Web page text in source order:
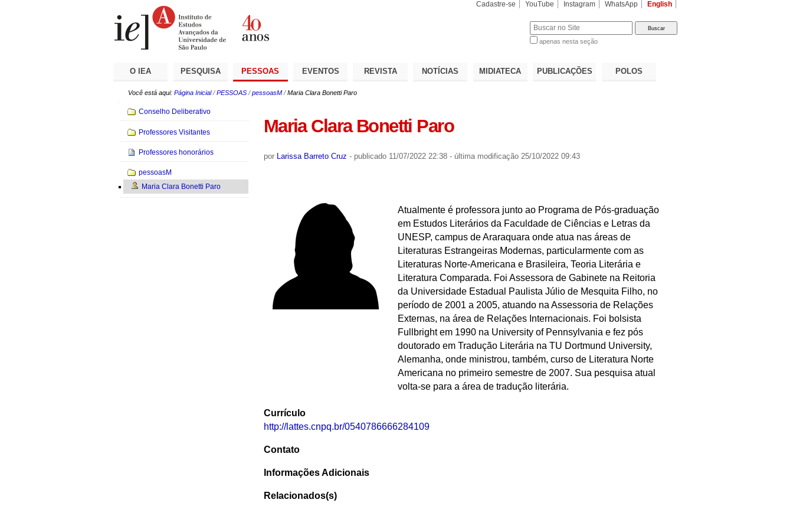
Cadastre-se YouTube Instagram WhatsApp English
apenas nesta seção
O IEA PESQUISA PESSOAS EVENTOS REVISTA NOTÍCIAS MIDIATECA PUBLICAÇÕES POLOS
Você está aqui: Página Inicial /PESSOAS /pessoasM /Maria Clara Bonetti Paro
Maria Clara Bonetti Paro
por Larissa Barreto Cruz - publicado11/07/2022 22:38 - última modificação25/10/2022 09:43
Atualmente é professora junto ao Programa de Pós-graduação
em Estudos Literários da Faculdade de Ciências e Letras da
UNESP, campus de Araraquara onde atua nas áreas de
Literaturas Estrangeiras Modernas, particularmente com as
Literaturas Norte-Americana e Brasileira, Teoria Literária e
Literatura Comparada. Foi Assessora de Gabinete na Reitoria
da Universidade Estadual Paulista Júlio de Mesquita Filho, no
período de 2001 a 2005, atuando na Assessoria de Relações
Externas, na área de Relações Internacionais. Foi bolsista
Fullbright em 1990 na University of Pennsylvania e fez pós
doutorado em Tradução Literária na TU Dortmund University,
Alemanha, onde ministrou, também, curso de Literatura Norte
Americana no primeiro semestre de 2007. Sua pesquisa atual
volta-se para a área de tradução literária.
Currículo
http://lattes.cnpq.br/0540786666284109
Contato
Informações Adicionais
Relacionados(s)
Navegação
Conselho Deliberativo
Professores Visitantes
Professores honorários
pessoasM
Maria Clara Bonetti Paro